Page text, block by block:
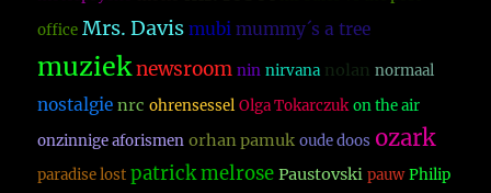
office Mrs. Davis mubi mummy´s a tree
muzieknewsroom nin nirvana nolan normaal
nostalgie nrc ohrensessel Olga Tokarczuk on the air
onzinnige aforismen orhan pamuk oude doos ozark
paradise lost patrick melrose Paustovski pauw Philip